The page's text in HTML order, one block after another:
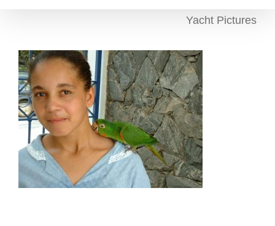
Yacht Pictures